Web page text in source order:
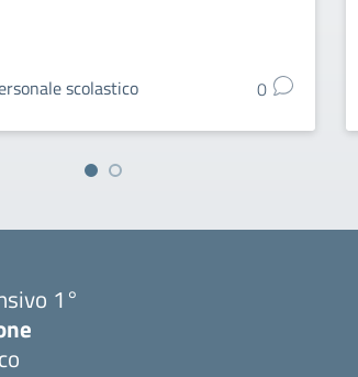
scolastico 0
1°